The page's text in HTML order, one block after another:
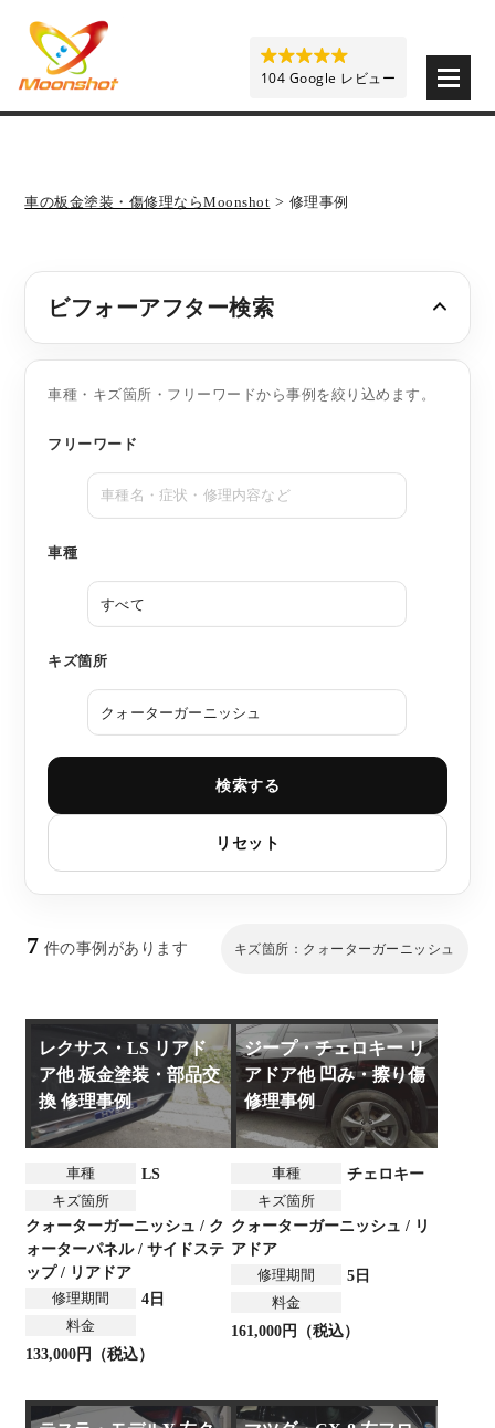
車の板金塗装・傷修理ならMoonshot > 修理事例
ビフォーアフター検索
車種・キズ箇所・フリーワードから事例を絞り込めます。
フリーワード
車種
キズ箇所
検索する
リセット
7 件の事例があります キズ箇所：クォーターガーニッシュ
レクサス・LS リアド
ア他 板金塗装・部品交
換 修理事例
車種
LS
キズ箇所
クォーターガーニッシュ / ク
ォーターパネル / サイドステ
ップ / リアドア
修理期間
4日
料金
133,000円（税込）
ジープ・チェロキー リ
アドア他 凹み・擦り傷
修理事例
車種
チェロキー
キズ箇所
クォーターガーニッシュ / リ
アドア
修理期間
5日
料金
161,000円（税込）
104 Google レビュー